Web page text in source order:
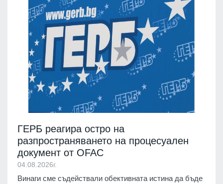
ГЕРБ реагира остро на
разпространяването на процесуален
документ от OFAC
04.08.2026г.
Винаги сме съдействали обективната истина да бъде